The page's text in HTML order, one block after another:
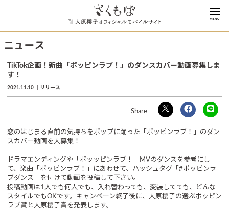
MENU
ニュース
TikTok企画！新曲「ポッピンラブ！」のダンスカバー動画募集しま
す！
2021.11.10 リリース
恋のはじまる直前の気持ちをポップに踊った「ポッピンラブ！」のダン
スカバー動画を大募集！
ドラマエンディングや「ポッッピンラブ！」MVのダンスを参考にし
て、楽曲「ポッピンラブ！」にあわせて、ハッシュタグ「#ポッピンラ
ブダンス」を付けて動画を投稿して下さい。
投稿動画は1人でも何人でも、入れ替わっても、変装してても、どんな
スタイルでもOKです。キャンペーン終了後に、大原櫻子の選ぶポッピン
ラブ賞と大原櫻子賞を発表します。